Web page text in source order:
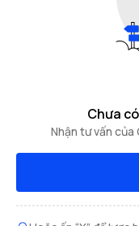
Chưa
Nhận tư vấn